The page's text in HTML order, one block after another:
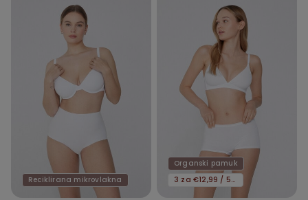
Reciklirana mikrovlakna
Organski pamuk
3 za €12,99 / 5 za €19,99